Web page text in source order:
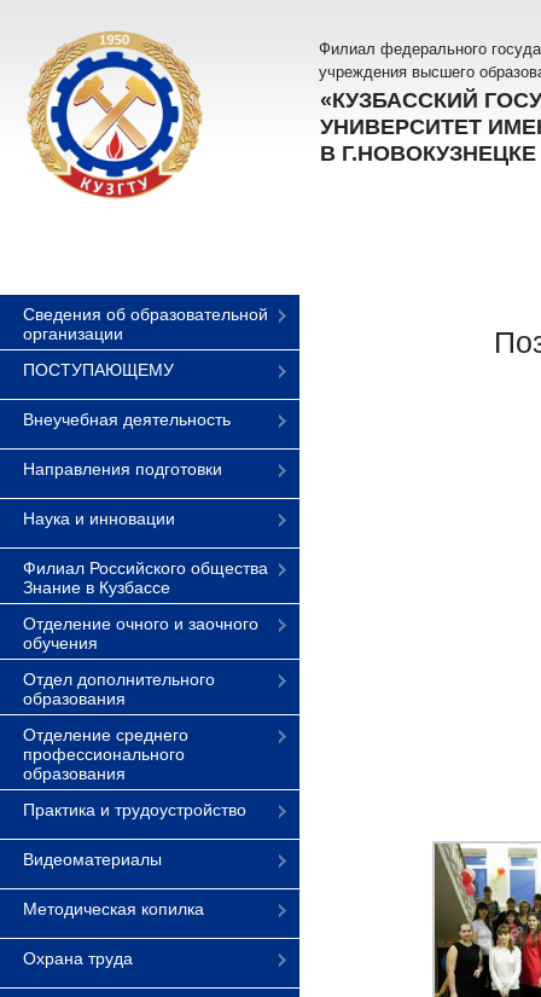
Филиал федерального
учреждения высшего
«КУЗБАССКИЙ
УНИВЕРСИТЕТ
В Г.НОВОКУЗНЕЦКЕ
Сведения об образовательной
организации
ПОСТУПАЮЩЕМУ
Внеучебная деятельность
Направления подготовки
Наука и инновации
Филиал Российского общества
Знание в Кузбассе
Отделение очного и заочного
обучения
Отдел дополнительного
образования
Отделение среднего
профессионального
образования
Практика и трудоустройство
Видеоматериалы
Методическая копилка
Охрана труда